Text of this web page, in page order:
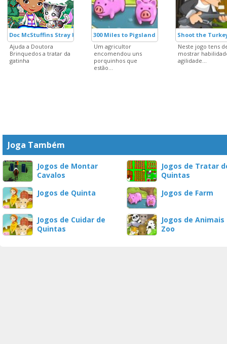
Doc McStuffins Stray Kitten Care
Ajuda a Doutora
Brinquedos a tratar da
gatinha
300 Miles to Pigsland
Um agricultor
encomendou uns
porquinhos que
estão...
Shoot the
Neste jogo tens
mostrar
agilidade...
Joga Também
Jogos de Montar
Cavalos
Jogos de Tratar
Quintas
Jogos de Quinta
Jogos de Farm
Jogos de Cuidar de
Quintas
Jogos de Animais
Zoo